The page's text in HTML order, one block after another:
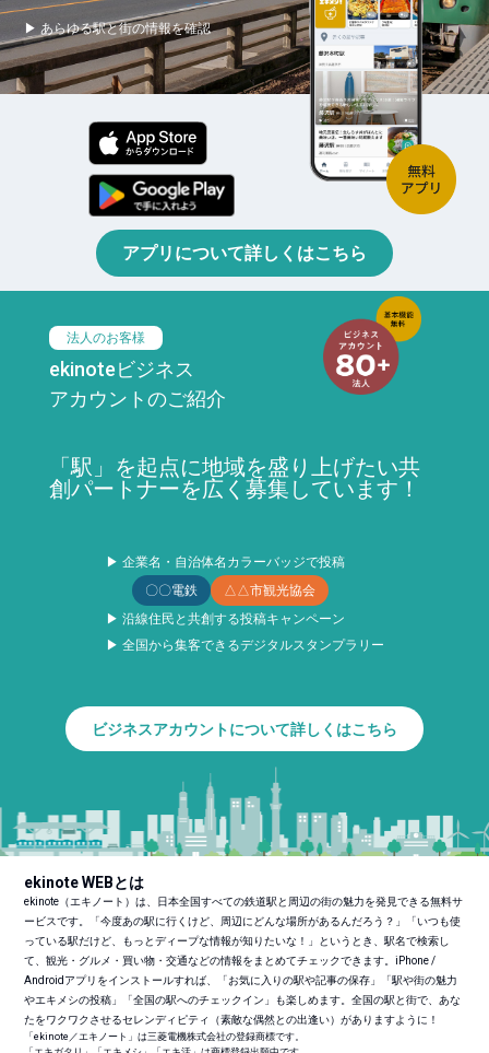
▶ あらゆる駅と街の情報を確認
アプリについて詳しくはこちら
法人のお客様
ekinoteビジネス
アカウントのご紹介
「駅」を起点に地域を盛り上げたい共
創パートナーを広く募集しています！
▶ 企業名・自治体名カラーバッジで投稿
〇〇電鉄
△△市観光協会
▶ 沿線住民と共創する投稿キャンペーン
▶ 全国から集客できるデジタルスタンプラリー
ビジネスアカウントについて詳しくはこちら
ekinote WEBとは
ekinote（エキノート）は、日本全国すべての鉄道駅と周辺の街の魅力を発見できる無料サ
ービスです。「今度あの駅に行くけど、周辺にどんな場所があるんだろう？」「いつも使
っている駅だけど、もっとディープな情報が知りたいな！」というとき、駅名で検索し
て、観光・グルメ・買い物・交通などの情報をまとめてチェックできます。iPhone /
Androidアプリをインストールすれば、「お気に入りの駅や記事の保存」「駅や街の魅力
やエキメシの投稿」「全国の駅へのチェックイン」も楽しめます。全国の駅と街で、あな
たをワクワクさせるセレンディピティ（素敵な偶然との出逢い）がありますように！
「ekinote／エキノート」は三菱電機株式会社の登録商標です。